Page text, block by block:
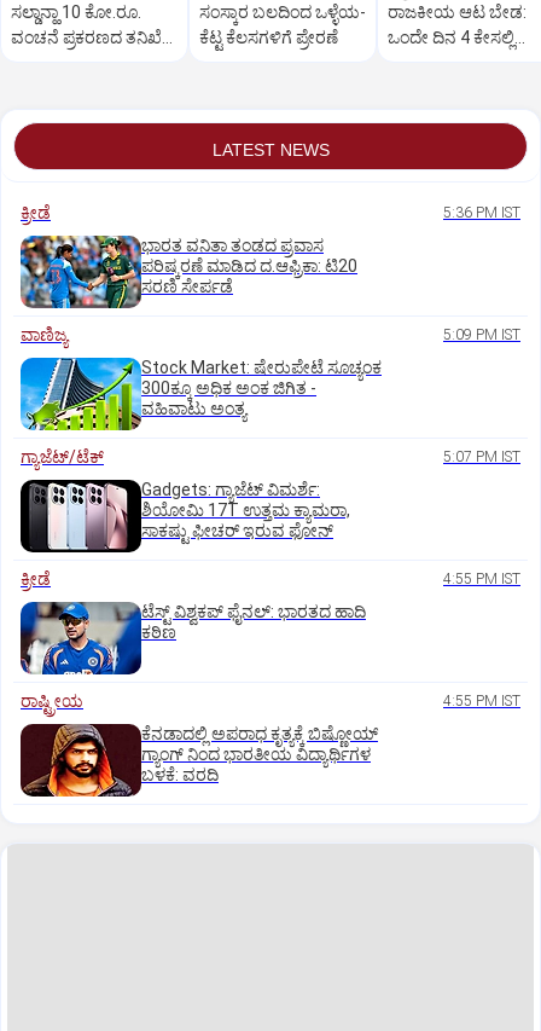
ಸಲ್ಡಾನ್ಹಾ 10 ಕೋ.ರೂ.
ವಂಚನೆ ಪ್ರಕರಣದ ತನಿಖೆ
ಸಂಸ್ಕಾರ ಬಲದಿಂದ ಒಳ್ಳೆಯ-
ಕೆಟ್ಟ ಕೆಲಸಗಳಿಗೆ ಪ್ರೇರಣೆ
ರಾಜಕೀಯ ಆಟ ಬೇಡ:
ಒಂದೇ ದಿನ 4 ಕೇಸಲ್ಲಿ
LATEST NEWS
ಕ್ರೀಡೆ 5:36 PM IST
ಭಾರತ ವನಿತಾ ತಂಡದ ಪ್ರವಾಸ
ಪರಿಷ್ಕರಣೆ ಮಾಡಿದ ದ.ಆಫ್ರಿಕಾ: ಟಿ20
ಸರಣಿ ಸೇರ್ಪಡೆ
ವಾಣಿಜ್ಯ 5:09 PM IST
Stock Market: ಷೇರುಪೇಟೆ ಸೂಚ್ಯಂಕ
300ಕ್ಕೂ ಅಧಿಕ ಅಂಕ ಜಿಗಿತ -
ವಹಿವಾಟು ಅಂತ್ಯ
ಗ್ಯಾಜೆಟ್/ಟೆಕ್ 5:07 PM IST
Gadgets: ಗ್ಯಾಜೆಟ್ ವಿಮರ್ಶೆ:
ಶಿಯೋಮಿ 17T ಉತ್ತಮ ಕ್ಯಾಮರಾ,
ಸಾಕಷ್ಟು ಫೀಚರ್ ಇರುವ ಫೋನ್
ಕ್ರೀಡೆ 4:55 PM IST
ಟೆಸ್ಟ್ ವಿಶ್ವಕಪ್‌ ಫೈನಲ್‌: ಭಾರತದ ಹಾದಿ
ಕಠಿಣ
ರಾಷ್ಟ್ರೀಯ 4:55 PM IST
ಕೆನಡಾದಲ್ಲಿ ಅಪರಾಧ ಕೃತ್ಯಕ್ಕೆ ಬಿಷ್ಣೋಯ್
ಗ್ಯಾಂಗ್ ನಿಂದ ಭಾರತೀಯ ವಿದ್ಯಾರ್ಥಿಗಳ
ಬಳಕೆ: ವರದಿ